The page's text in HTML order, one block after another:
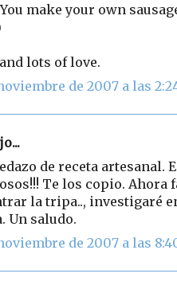
make your own
lots of love.
de 2007 a las
de receta artesanal.
Te los copio. Ahora
la tripa.., investigaré
Un saludo.
de 2007 a las